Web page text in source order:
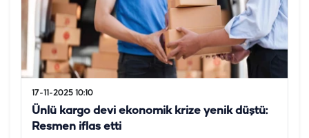
17-11-2025 10:10
Ünlü kargo devi ekonomik krize yenik düştü:
Resmen iflas etti